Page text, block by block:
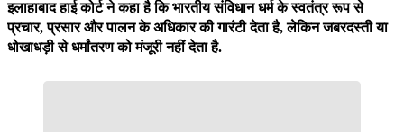
इलाहाबाद हाई कोर्ट ने कहा है कि भारतीय संविधान धर्म के स्वतंत्र रूप से
प्रचार, प्रसार और पालन के अधिकार की गारंटी देता है, लेकिन जबरदस्ती या
धोखाधड़ी से धर्मांतरण को मंजूरी नहीं देता है.